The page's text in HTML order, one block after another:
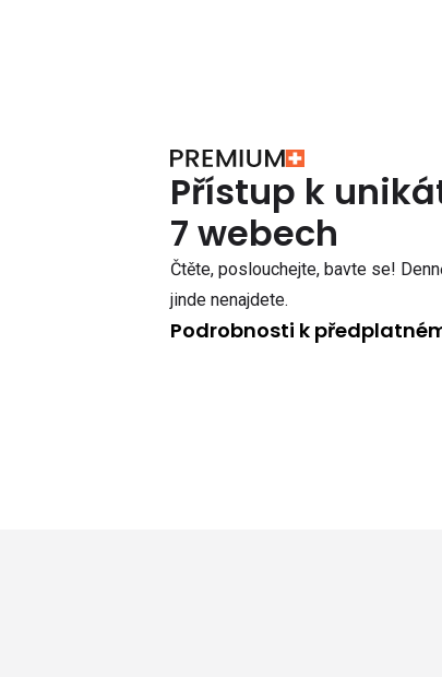
Přístup k
7 webech
Čtěte, poslouchejte, bavte se!
jinde nenajdete.
Podrobnosti k